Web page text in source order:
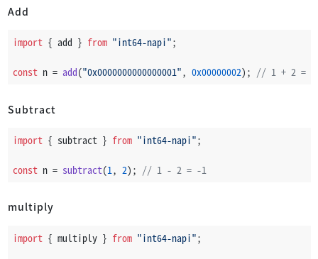
Add
import { add } from "int64-napi";
const n = add("0x0000000000000001", 0x00000002); // 1 + 2 = 3
Subtract
import { subtract } from "int64-napi";
const n = subtract(1 , 2); // 1 - 2 = -1
multiply
import { multiply } from "int64-napi";